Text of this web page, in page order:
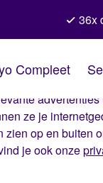
wij ervoor dat je
advertenties
ze je
op en buiten
je ook onze
36x
Compleet